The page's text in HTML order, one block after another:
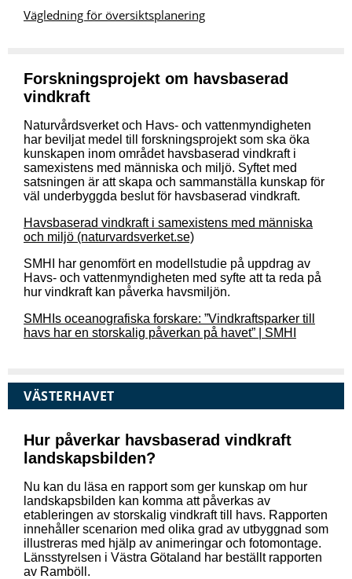
Vägledning för översiktsplanering
Forskningsprojekt om havsbaserad
vindkraft
Naturvårdsverket och Havs- och vattenmyndigheten
har beviljat medel till forskningsprojekt som ska öka
kunskapen inom området havsbaserad vindkraft i
samexistens med människa och miljö. Syftet med
satsningen är att skapa och sammanställa kunskap för
väl underbyggda beslut för havsbaserad vindkraft.
Havsbaserad vindkraft i samexistens med människa
och miljö (naturvardsverket.se)
SMHI har genomfört en modellstudie på uppdrag av
Havs- och vattenmyndigheten med syfte att ta reda på
hur vindkraft kan påverka havsmiljön.
SMHIs oceanografiska forskare: ”Vindkraftsparker till
havs har en storskalig påverkan på havet” | SMHI
VÄSTERHAVET
Hur påverkar havsbaserad vindkraft
landskapsbilden?
Nu kan du läsa en rapport som ger kunskap om hur
landskapsbilden kan komma att påverkas av
etableringen av storskalig vindkraft till havs. Rapporten
innehåller scenarion med olika grad av utbyggnad som
illustreras med hjälp av animeringar och fotomontage.
Länsstyrelsen i Västra Götaland har beställt rapporten
av Ramböll.